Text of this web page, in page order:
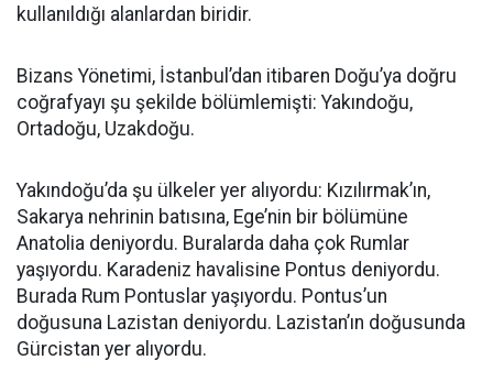
kullanıldığı alanlardan biridir.
Bizans Yönetimi, İstanbul’dan itibaren Doğu’ya doğru
coğrafyayı şu şekilde bölümlemişti: Yakındoğu,
Ortadoğu, Uzakdoğu.
Yakındoğu’da şu ülkeler yer alıyordu: Kızılırmak’ın,
Sakarya nehrinin batısına, Ege’nin bir bölümüne
Anatolia deniyordu. Buralarda daha çok Rumlar
yaşıyordu. Karadeniz havalisine Pontus deniyordu.
Burada Rum Pontuslar yaşıyordu. Pontus’un
doğusuna Lazistan deniyordu. Lazistan’ın doğusunda
Gürcistan yer alıyordu.